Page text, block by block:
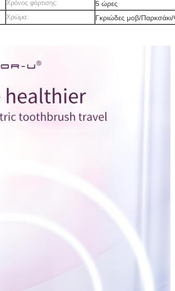
Χρόνος φόρτισης: 5 ώρες
Χρώμα: Γκριώδες μοβ/